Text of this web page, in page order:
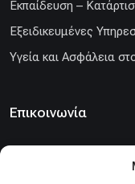
Εκπαίδευση –
Εξειδικευμένες
Υγεία και Ασφάλεια
Επικοινωνία